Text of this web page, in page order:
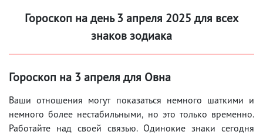
Гороскоп на день 3 апреля 2025 для всех
знаков зодиака
Гороскоп на 3 апреля для Овна
Ваши отношения могут показаться немного шаткими и
немного более нестабильными, но это только временно.
Работайте над своей связью. Одинокие знаки сегодня